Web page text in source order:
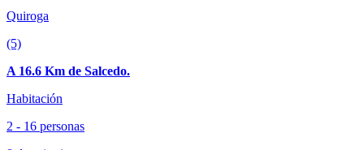
Quiroga
(5)
A 16.6 Km de Salcedo.
Habitación
2 - 16 personas